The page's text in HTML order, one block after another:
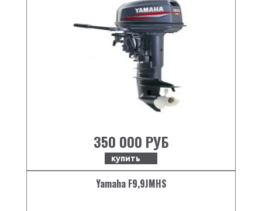
350 000 РУБ
купить
Yamaha F9,9JMHS